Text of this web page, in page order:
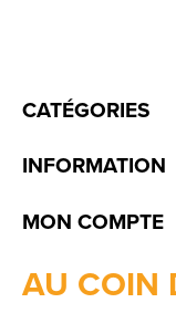
CATÉGORIES
INFORMATION
MON COMPTE
AU COIN